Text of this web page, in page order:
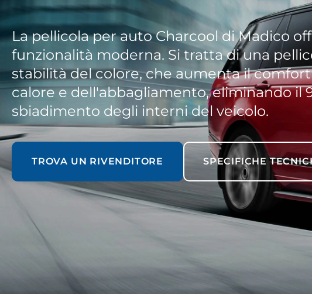
La pellicola per auto Charcool di Madico
funzionalità moderna. Si tratta di una
stabilità del colore, che aumenta il
calore e dell'abbagliamento, eliminando il
sbiadimento degli interni del veicolo.
TROVA UN RIVENDITORE SPECIFICHE